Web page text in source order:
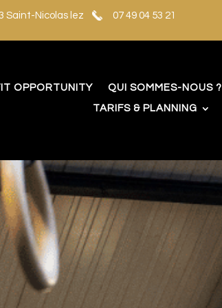
Saint-Nicolas lez
07 49 04 53 21
OPPORTUNITY QUI SOMMES-NOUS ?
TARIFS & PLANNING